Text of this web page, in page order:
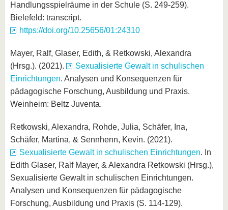
Handlungsspielräume in der Schule (S. 249-259).
Bielefeld: transcript.
https://doi.org/10.25656/01:24310
Mayer, Ralf, Glaser, Edith, & Retkowski, Alexandra
(Hrsg.). (2021).
Sexualisierte Gewalt in schulischen
Einrichtungen. Analysen und Konsequenzen für
pädagogische Forschung, Ausbildung und Praxis.
Weinheim: Beltz Juventa.
Retkowski, Alexandra, Rohde, Julia, Schäfer, Ina,
Schäfer, Martina, & Sennhenn, Kevin. (2021).
Sexualisierte Gewalt in schulischen Einrichtungen. In
Edith Glaser, Ralf Mayer, & Alexandra Retkowski (Hrsg.),
Sexualisierte Gewalt in schulischen Einrichtungen.
Analysen und Konsequenzen für pädagogische
Forschung, Ausbildung und Praxis (S. 114-129).